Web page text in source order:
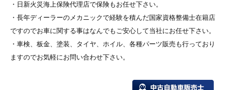
・日新火災海上保険代理店で保険もお任せ下さい。
・長年ディーラーのメカニックで経験を積んだ国家資格整備士在籍店
ですのでお車に関する事はなんでもご安心して当社にお任せ下さい。
・車検、板金、塗装、タイヤ、ホイル、各種パーツ販売も行っており
ますのでお気軽にお問い合わせ下さい。